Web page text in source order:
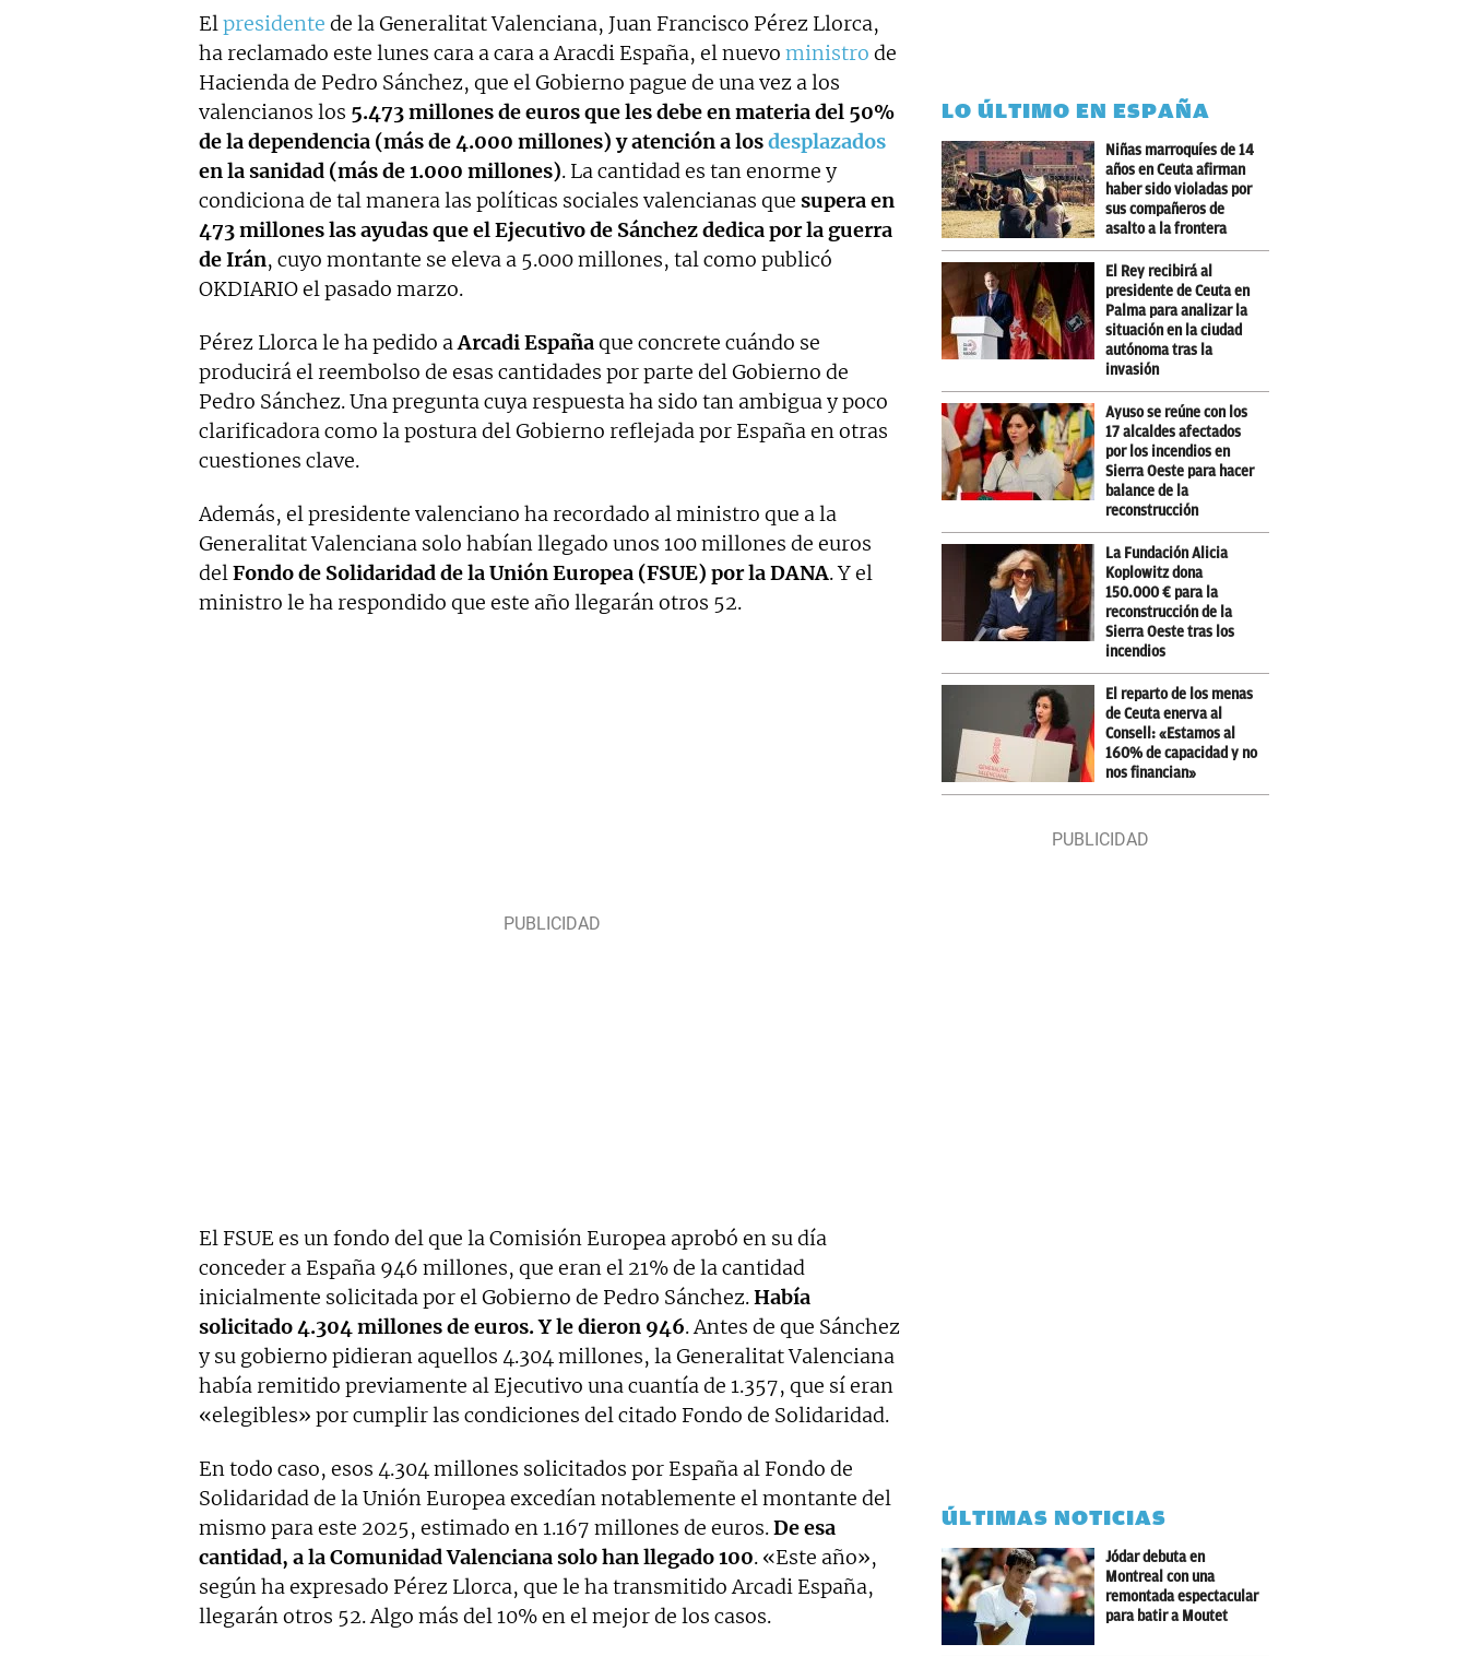
Elpresidente de la Generalitat Valenciana, Juan Francisco Pérez Llorca,
ha reclamado este lunes cara a cara a Aracdi España, el nuevo ministro de
Hacienda de Pedro Sánchez, que el Gobierno pague de una vez a los
valencianos los 5.473 millones de euros que les debe en materia del 50%
de la dependencia (más de 4.000 millones) y atención a losdesplazados
en la sanidad (más de 1.000 millones). La cantidad es tan enorme y
condiciona de tal manera las políticas sociales valencianas que supera en
473 millones las ayudas que el Ejecutivo de Sánchez dedica por la guerra
de Irán, cuyo montante se eleva a 5.000 millones, tal como publicó
OKDIARIO el pasado marzo.
Pérez Llorca le ha pedido aArcadi Españaque concrete cuándo se
producirá el reembolso de esas cantidades por parte del Gobierno de
Pedro Sánchez. Una pregunta cuya respuesta ha sido tan ambigua y poco
clarificadora como la postura del Gobierno reflejada por España en otras
cuestiones clave.
Además, el presidente valenciano ha recordado al ministro que a la
Generalitat Valenciana solo habían llegado unos 100 millones de euros
delFondo de Solidaridad de la Unión Europea (FSUE) por la DANA. Y el
ministro le ha respondido que este año llegarán otros 52.
El FSUE es un fondo del que la Comisión Europea aprobó en su día
conceder a España 946 millones, que eran el 21% de la cantidad
inicialmente solicitada por el Gobierno de Pedro Sánchez.Había
solicitado 4.304 millones de euros. Y le dieron 946. Antes de que Sánchez
y su gobierno pidieran aquellos 4.304 millones, la Generalitat Valenciana
había remitido previamente al Ejecutivo una cuantía de 1.357, que sí eran
«elegibles» por cumplir las condiciones del citado Fondo de Solidaridad.
En todo caso, esos 4.304 millones solicitados por España al Fondo de
Solidaridad de la Unión Europea excedían notablemente el montante del
mismo para este 2025, estimado en 1.167 millones de euros.De esa
cantidad, a la Comunidad Valenciana solo han llegado 100. «Este año»,
según ha expresado Pérez Llorca, que le ha transmitido Arcadi España,
llegarán otros 52. Algo más del 10% en el mejor de los casos.
LO ÚLTIMO EN ESPAÑA
Niñas marroquíes de 14
años en Ceuta afirman
haber sido violadas por
sus compañeros de
asalto a la frontera
El Rey recibirá al
presidente de Ceuta en
Palma para analizar la
situación en la ciudad
autónoma tras la
invasión
Ayuso se reúne con los
17 alcaldes afectados
por los incendios en
Sierra Oeste para hacer
balance de la
reconstrucción
La Fundación Alicia
Koplowitz dona
150.000 € para la
reconstrucción de la
Sierra Oeste tras los
incendios
El reparto de los menas
de Ceuta enerva al
Consell: «Estamos al
160% de capacidad y no
nos financian»
ÚLTIMAS NOTICIAS
Jódar debuta en
Montreal con una
remontada espectacular
para batir a Moutet